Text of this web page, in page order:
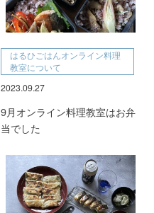
はるひごはんオンライン料理
教室について
2023.09.27
9月オンライン料理教室はお弁
当でした